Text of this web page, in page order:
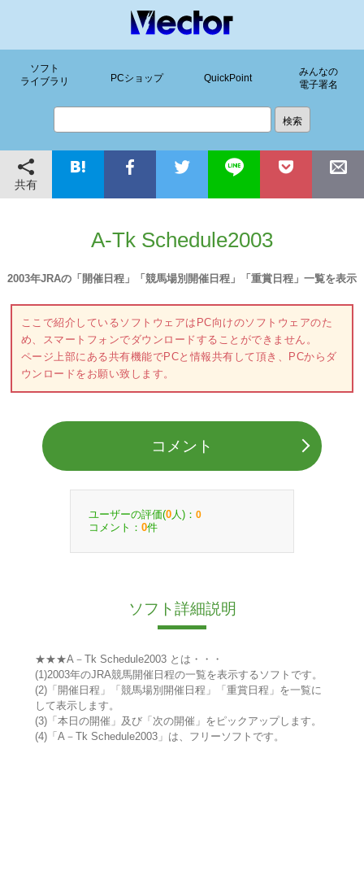
ソフト
ライブラリ
PCショップ QuickPoint
みんなの
電子署名
共有
A-Tk Schedule2003
2003年JRAの「開催日程」「競馬場別開催日程」「重賞日程」一覧を表示
ここで紹介しているソフトウェアはPC向けのソフトウェアのた
め、スマートフォンでダウンロードすることができません。
ページ上部にある共有機能でPCと情報共有して頂き、PCからダ
ウンロードをお願い致します。
コメント
ユーザーの評価(0 人)： 0
コメント： 0件
ソフト詳細説明
★★★A－Tk Schedule2003 とは・・・
(1)2003年のJRA競馬開催日程の一覧を表示するソフトです。
(2)「開催日程」「競馬場別開催日程」「重賞日程」を一覧に
して表示します。
(3)「本日の開催」及び「次の開催」をピックアップします。
(4)「A－Tk Schedule2003」は、フリーソフトです。